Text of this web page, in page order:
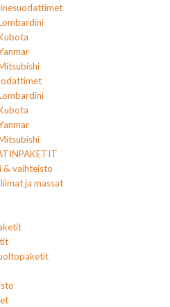
vaihteisto
ja massat